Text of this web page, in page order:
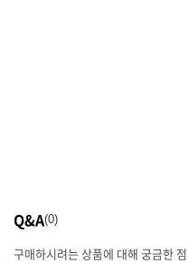
Q&A 0
구매하시려는 상품에 대해 궁금한